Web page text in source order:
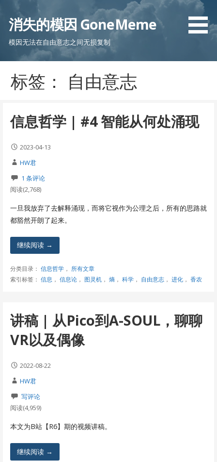
消失的模因 GoneMeme
模因无法在自由意志之间无损复制
标签： 自由意志
信息哲学 | #4 智能从何处涌现
2023-04-13
HW君
1 条评论
阅读(2,768)
一旦我放弃了去解释涌现，而将它视作为公理之后，所有的思路就
都豁然开朗了起来。
继续阅读 →
分类目录： 信息哲学， 所有文章
索引标签： 信息 ， 信息论， 图灵机， 熵， 科学， 自由意志， 进化， 香农
讲稿 | 从Pico到A-SOUL，聊聊
VR以及偶像
2022-08-22
HW君
写评论
阅读(4,959)
本文为B站【R6】期的视频讲稿。
继续阅读 →